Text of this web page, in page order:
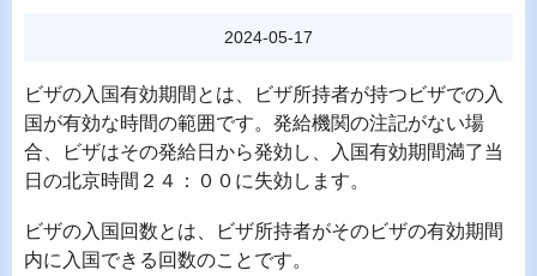
2024-05-17
ビザの入国有効期間とは、ビザ所持者が持つビザでの入
国が有効な時間の範囲です。発給機関の注記がない場
合、ビザはその発給日から発効し、入国有効期間満了当
日の北京時間２４：００に失効します。
ビザの入国回数とは、ビザ所持者がそのビザの有効期間
内に入国できる回数のことです。